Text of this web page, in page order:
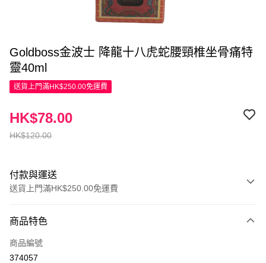
Goldboss金波士 降龍十八虎蛇腰頸椎坐骨痛特
靈40ml
送貨上門滿HK$250.00免運費
HK$120.00
HK$78.00
付款與運送
送貨上門滿HK$250.00免運費
信用卡
Apple Pay
商品特色
商品編號
374057